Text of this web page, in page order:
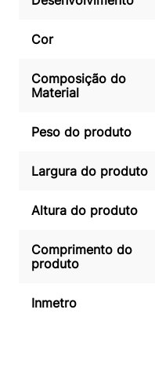
Cor
Composição do
Material
Peso do produto
Largura do produto
Altura do produto
Comprimento do
produto
Inmetro